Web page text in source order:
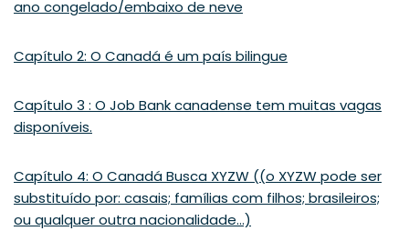
ano congelado/embaixo de neve
Capítulo 2: O Canadá é um país bilingue
Capítulo 3 : O Job Bank canadense tem muitas vagas
disponíveis.
Capítulo 4: O Canadá Busca XYZW ((o XYZW pode ser
substituído por: casais; famílias com filhos; brasileiros;
ou qualquer outra nacionalidade…)